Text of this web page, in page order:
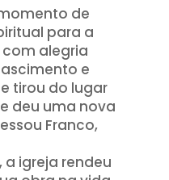
de
para a
alegria
e
tirou do lugar
deu uma nova
Franco,
igreja rendeu